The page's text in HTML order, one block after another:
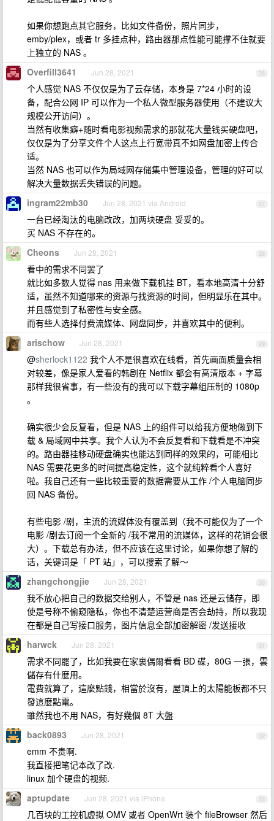
如果你想跑点其它服务，比如文件备份，照片同步，
emby/plex，或者 tr 多挂点种，路由器那点性能可能撑不住就要
上独立的 NAS 。
26
Overfill3641 Jun 28, 2021
个人感觉 NAS 不仅仅是为了云存储，本身是 7*24 小时的设
备，配合公网 IP 可以作为一个私人微型服务器使用（不建议大
规模公开访问）。
当然有收集癖+随时看电影视频需求的那就花大量钱买硬盘吧，
仅仅是为了分享文件个人这点上行宽带真不如网盘加密上传合
适。
当然 NAS 也可以作为局域网存储集中管理设备，管理的好可以
解决大量数据丢失错误的问题。
27
ingram22mb30 Jun 28, 2021 via Android
一台已经淘汰的电脑改改，加两块硬盘 妥妥的。
买 NAS 不存在的。
28
Cheons Jun 28, 2021
看中的需求不同罢了
就比如多数人觉得 nas 用来做下载机挂 BT，看本地高清十分舒
适，虽然不知道哪来的资源与找资源的时间，但明显乐在其中。
并且感觉到了私密性与安全感。
而有些人选择付费流媒体、网盘同步，并喜欢其中的便利。
29
arischow Jun 28, 2021
@sherlock1122 我个人不是很喜欢在线看，首先画面质量会相
对较差，像是家人爱看的韩剧在 Netflix 都会有高清版本 + 字幕
那样我很省事，有一些没有的我可以下载字幕组压制的 1080p
。
确实很少会反复看，但是 NAS 上的组件可以给我方便地做到下
载 & 局域网中共享。我个人认为不会反复看和下载看是不冲突
的。路由器挂移动硬盘确实也能达到同样的效果的，可能相比
NAS 需要花更多的时间提高稳定性，这个就纯粹看个人喜好
啦。我自己还有一些比较重要的数据需要从工作 /个人电脑同步
回 NAS 备份。
有些电影 /剧，主流的流媒体没有覆盖到（我不可能仅为了一个
电影 /剧去订阅一个全新的 /我不常用的流媒体，这样的花销会很
大）。下载总有办法，但不应该在这里讨论，如果你想了解的
话，关键词是「 PT 站」，可以搜索了解～
30
zhangchongjie Jun 28, 2021
我不放心把自己的数据交给别人，不管是 nas 还是云储存，即
使是号称不偷窥隐私，你也不清楚运营商是否会劫持，所以我现
在都是自己写接口服务，图片信息全部加密解密 /发送接收
31
harwck Jun 28, 2021
需求不同罷了，比如我要在家裏偶爾看看 BD 碟，80G 一張，雲
儲存有什麼用。
電費就算了，這麼點錢，相當於沒有，屋頂上的太陽能板都不只
發這麼點電。
雖然我也不用 NAS，有好幾個 8T 大盤
32
back0893 Jun 28, 2021
emm 不贵啊.
我直接把笔记本改了改.
linux 加个硬盘的视频.
33
aptupdate Jun 28, 2021 via iPhone
几百块的工控机虚拟 OMV 或者 OpenWrt 装个 fileBrowser 然后